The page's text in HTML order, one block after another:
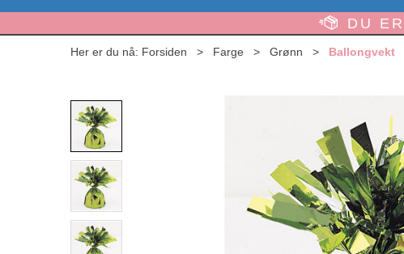
DU ER
Her er du nå: Forsiden > Farge > Grønn > Ballongvekt